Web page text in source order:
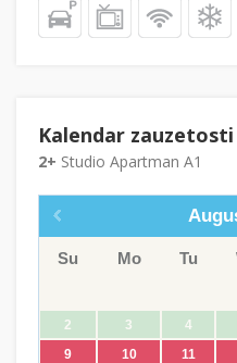
Kalendar zauzetosti
2+ Studio Apartman A1
Su Mo Tu
2
3 4
9
10 11